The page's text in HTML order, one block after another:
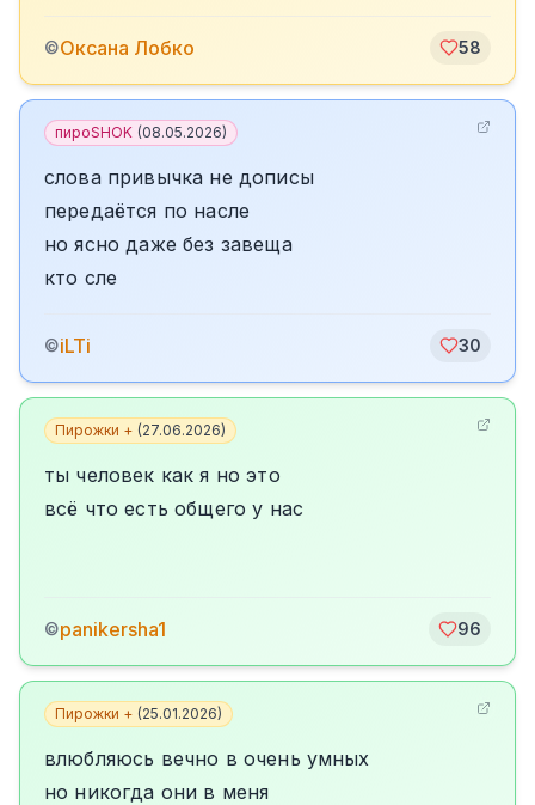
©Оксана Лобко 58
пироSHOK (08.05.2026)
слова привычка не дописы
передаётся по насле
но ясно даже без завеща
кто сле
©iLTi 30
Пирожки + (27.06.2026)
ты человек как я но это
всё что есть общего у нас
©panikersha1 96
Пирожки + (25.01.2026)
влюбляюсь вечно в очень умных
но никогда они в меня